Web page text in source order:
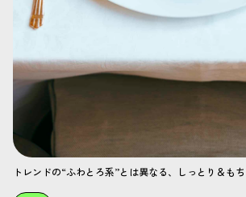
トレンドの“ふわとろ系”とは異なる、しっとり＆も